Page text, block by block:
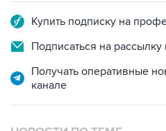
Купить подписку на
Подписаться на рассылку
Получать оперативные
канале